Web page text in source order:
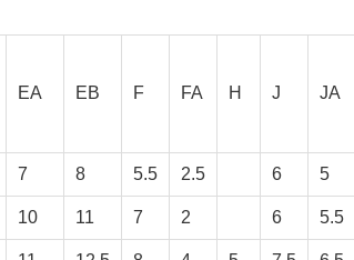
EA EB F FA H J JA
7 8 5.5 2.5 6 5
10 11 7 2 6 5.5